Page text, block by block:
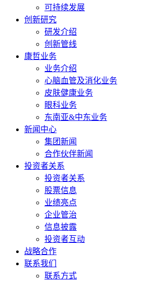
可持续发展
创新研究
研发介绍
创新管线
康哲业务
业务介绍
心脑血管及消化业务
皮肤健康业务
眼科业务
东南亚&中东业务
新闻中心
集团新闻
合作伙伴新闻
投资者关系
投资者关系
股票信息
业绩亮点
企业管治
信息披露
投资者互动
战略合作
联系我们
联系方式